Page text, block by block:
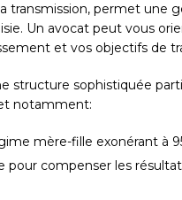
transmission, permet une
Un avocat peut vous
et vos objectifs de
structure sophistiquée
notamment:
mère-fille exonérant à
pour compenser les